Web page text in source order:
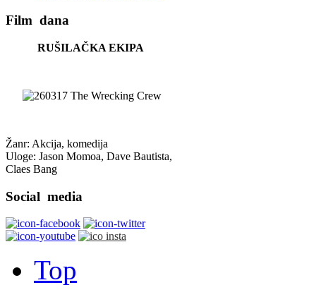
Film dana
RUŠILAČKA EKIPA
Žanr: Akcija, komedija
Uloge: Jason Momoa, Dave Bautista,
Claes Bang
Social media
Top